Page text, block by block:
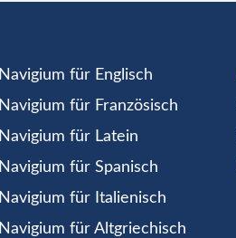
Navigium für Englisch
Navigium für Französisch
Navigium für Latein
Navigium für Spanisch
Navigium für Italienisch
Navigium für Altgriechisch